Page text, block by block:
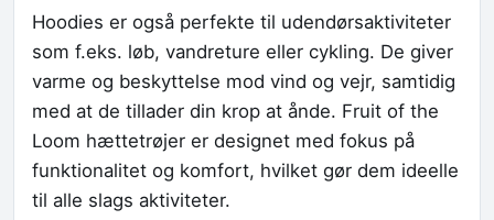
Hoodies er også perfekte til udendørsaktiviteter
som f.eks. løb, vandreture eller cykling. De giver
varme og beskyttelse mod vind og vejr, samtidig
med at de tillader din krop at ånde. Fruit of the
Loom hættetrøjer er designet med fokus på
funktionalitet og komfort, hvilket gør dem ideelle
til alle slags aktiviteter.